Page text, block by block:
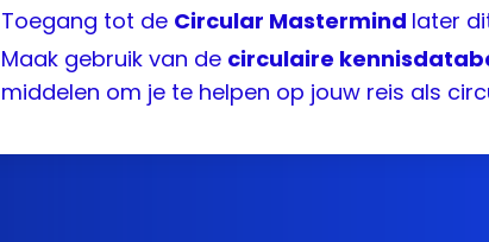
Toegang tot de Circular Mastermind later
Maak gebruik van de circulaire
middelen om je te helpen op jouw reis als